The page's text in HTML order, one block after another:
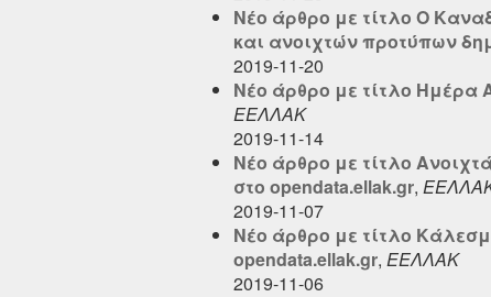
Νέο άρθρο με τίτλο Ο
και ανοιχτών προτύπων
2019-11-20
Νέο άρθρο με τίτλο Ημέρα
ΕΕΛΛΑΚ
2019-11-14
Νέο άρθρο με τίτλο
στο opendata.ellak.gr,
2019-11-07
Νέο άρθρο με τίτλο
opendata.ellak.gr, ΕΕΛΛΑΚ
2019-11-06